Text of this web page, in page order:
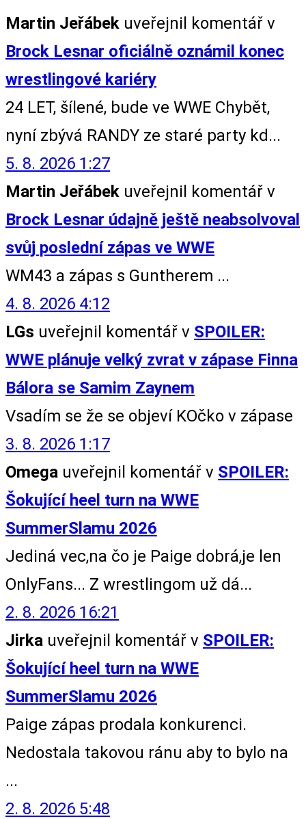
Martin Jeřábek uveřejnil komentář v
Brock Lesnar oficiálně oznámil konec
wrestlingové kariéry
24 LET, šílené, bude ve WWE Chybět,
nyní zbývá RANDY ze staré party kd...
5. 8. 2026 1:27
Martin Jeřábek uveřejnil komentář v
Brock Lesnar údajně ještě neabsolvoval
svůj poslední zápas ve WWE
WM43 a zápas s Guntherem ...
4. 8. 2026 4:12
LGs uveřejnil komentář v SPOILER:
WWE plánuje velký zvrat v zápase Finna
Bálora se Samim Zaynem
Vsadím se že se objeví KOčko v zápase
3. 8. 2026 1:17
Omega uveřejnil komentář v SPOILER:
Šokující heel turn na WWE
SummerSlamu 2026
Jediná vec,na čo je Paige dobrá,je len
OnlyFans... Z wrestlingom už dá...
2. 8. 2026 16:21
Jirka uveřejnil komentář v SPOILER:
Šokující heel turn na WWE
SummerSlamu 2026
Paige zápas prodala konkurenci.
Nedostala takovou ránu aby to bylo na
...
2. 8. 2026 5:48